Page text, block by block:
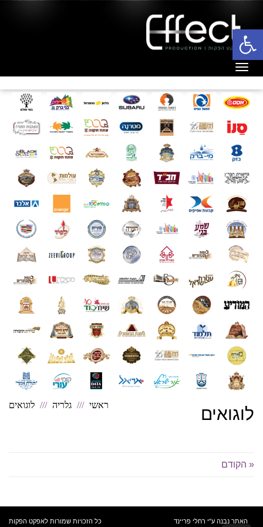
פתח סרגל נגישות
ראשי גלריה לוגואים לוגואים
« הקודם
האתר נבנה ע"י רחלי פריינד כל הזכויות שמורות לאפקט הפקות